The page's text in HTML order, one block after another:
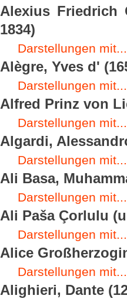
Alexius Friedrich
1834)
Darstellungen mit...
Alègre, Yves d'
Darstellungen mit...
Alfred Prinz von
Darstellungen mit...
Algardi,
Darstellungen mit...
Ali Basa,
Darstellungen mit...
Ali Paša Çorlulu
Darstellungen mit...
Alice
Darstellungen mit...
Alighieri, Dante